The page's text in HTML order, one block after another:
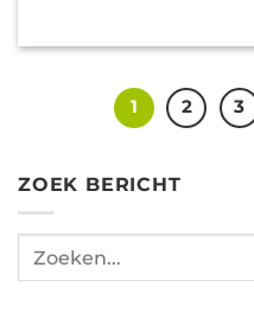
1 2 3
ZOEK BERICHT